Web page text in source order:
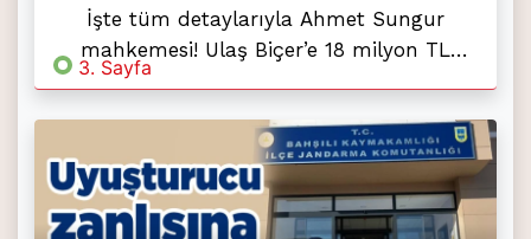
İşte tüm detaylarıyla Ahmet Sungur
mahkemesi! Ulaş Biçer’e 18 milyon TL
3. Sayfa